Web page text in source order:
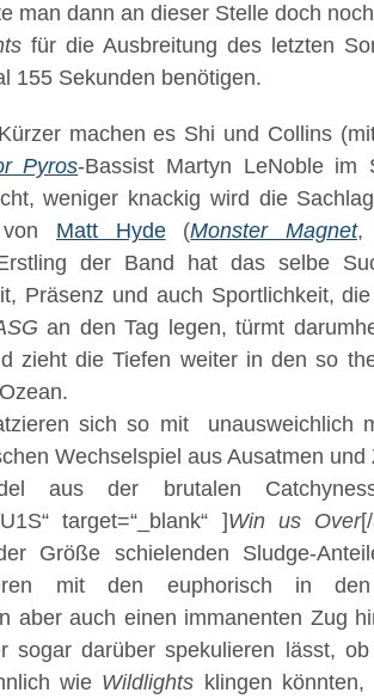
man dann an dieser Stelle doch
für die Ausbreitung des letzten
155 Sekunden benötigen.
machen es Shi und Collins
Pyros-Bassist Martyn LeNoble im
weniger knackig wird die
Matt Hyde(Monster Magnet
der Band hat das selbe
Präsenz und auch Sportlichkeit,
an den Tag legen, türmt
zieht die Tiefen weiter in den so
sich so mit unausweichlich
Wechselspiel aus Ausatmen
aus der brutalen
target=“_blank“ ]Win us Over
Größe schielenden Sludge-
mit den euphorisch in den
aber auch einen immanenten Zug
sogar darüber spekulieren lässt,
wie Wildlights klingen